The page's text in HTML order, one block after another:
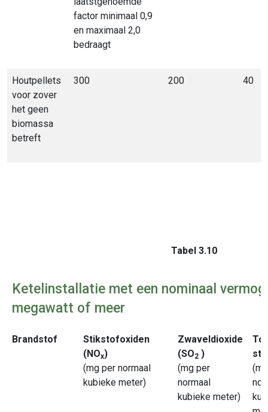
factor minimaal 0,9
en maximaal 2,0
bedraagt
Houtpellets
voor zover
het geen
biomassa
betreft
300 200 40
Tabel 3.10
Ketelinstallatie met een nominaal
megawatt of meer
Brandstof
Stikstofoxiden
(NOx)
(mg per normaal
kubieke meter)
Zwaveldioxide
(SO2 )
(mg per
normaal
kubieke meter)